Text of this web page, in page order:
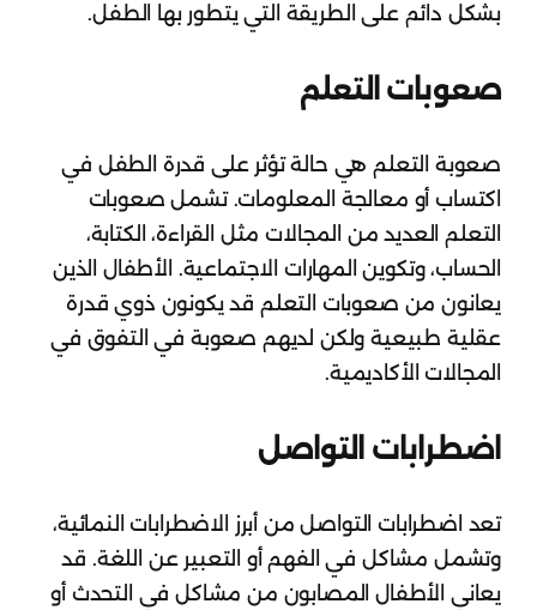
بشكل دائم على الطريقة التي يتطور بها الطفل.
صعوبات التعلم
صعوبة التعلم هي حالة تؤثر على قدرة الطفل في
اكتساب أو معالجة المعلومات. تشمل صعوبات
التعلم العديد من المجالات مثل القراءة، الكتابة،
الحساب، وتكوين المهارات الاجتماعية. الأطفال الذين
يعانون من صعوبات التعلم قد يكونون ذوي قدرة
عقلية طبيعية ولكن لديهم صعوبة في التفوق في
المجالات الأكاديمية.
اضطرابات التواصل
تعد اضطرابات التواصل من أبرز الاضطرابات النمائية،
وتشمل مشاكل في الفهم أو التعبير عن اللغة. قد
يعاني الأطفال المصابون من مشاكل في التحدث أو